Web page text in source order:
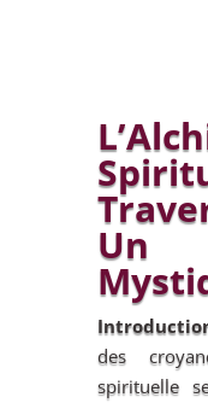
Un
des
spirituelle